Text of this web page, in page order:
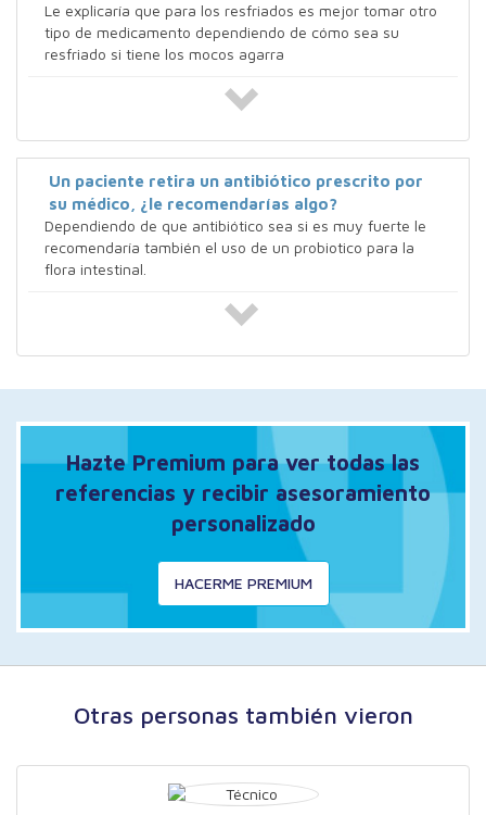
Le explicaría que para los resfriados es mejor tomar otro
tipo de medicamento dependiendo de cómo sea su
resfriado si tiene los mocos agarra
Un paciente retira un antibiótico prescrito por
su médico, ¿le recomendarías algo?
Dependiendo de que antibiótico sea si es muy fuerte le
recomendaría también el uso de un probiotico para la
flora intestinal.
Hazte Premium para ver todas las
referencias y recibir asesoramiento
personalizado
HACERME PREMIUM
Otras personas también vieron